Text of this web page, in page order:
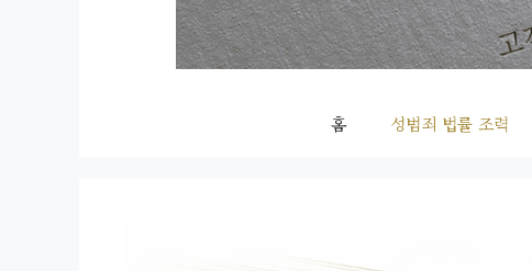
홈 성범죄 법률 조력